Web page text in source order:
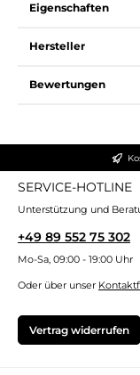
Eigenschaften
Hersteller
Bewertungen
SERVICE-HOTLINE
Unterstützung und
+49 89 552 75 302
Mo-Sa, 09:00 - 19:00 Uhr
Oder über unser
Vertrag widerrufen